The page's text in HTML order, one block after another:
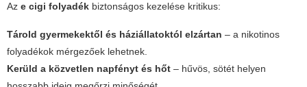
Az e cigi folyadék biztonságos kezelése kritikus:
Tárold gyermekektől és háziállatoktól elzártan – a nikotinos
folyadékok mérgezőek lehetnek.
Kerüld a közvetlen napfényt és hőt – hűvös, sötét helyen